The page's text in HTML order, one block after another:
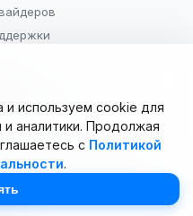
Долматова В.В.). Все права
используем cookie для
и аналитики. Продолжая
с Политикой
.